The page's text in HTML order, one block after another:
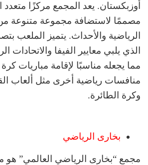
أوزبكستان. يعد المجمع مركزًا متعدد
مصممًا لاستضافة مجموعة متنوعة
الرياضية والأحداث. يتميز الملعب
الذي يلبي معايير الفيفا والاتحادات
مما يجعله مناسبًا لإقامة مباريات
منافسات رياضية أخرى مثل ألعاب
وكرة الطائرة.
بخارى الرياضي
مجمع “بخارى الرياضي العالمي” هو